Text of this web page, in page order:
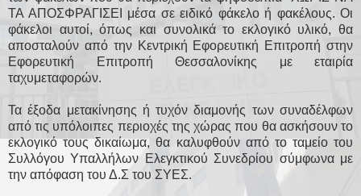
ΤΑ ΑΠΟΣΦΡΑΓΙΣΕΙ μέσα σε ειδικό φάκελο ή φακέλους. Οι
φάκελοι αυτοί, όπως και συνολικά το εκλογικό υλικό, θα
αποσταλούν από την Κεντρική Εφορευτική Επιτροπή στην
Εφορευτική Επιτροπή Θεσσαλονίκης με εταιρία
ταχυμεταφορών.
Τα έξοδα μετακίνησης ή τυχόν διαμονής των συναδέλφων
από τις υπόλοιπες περιοχές της χώρας που θα ασκήσουν το
εκλογικό τους δικαίωμα, θα καλυφθούν από το ταμείο του
Συλλόγου Υπαλλήλων Ελεγκτικού Συνεδρίου σύμφωνα με
την απόφαση του Δ.Σ του ΣΥΕΣ.